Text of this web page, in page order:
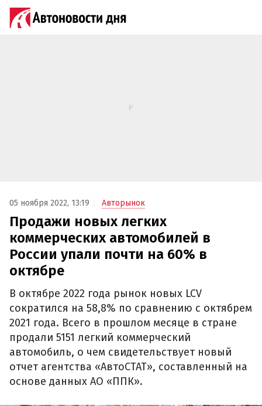
05 ноября 2022, 13:19 Авторынок
Продажи новых легких
коммерческих автомобилей в
России упали почти на 60% в
октябре
В октябре 2022 года рынок новых LCV
сократился на 58,8% по сравнению с октябрем
2021 года. Всего в прошлом месяце в стране
продали 5151 легкий коммерческий
автомобиль, о чем свидетельствует новый
отчет агентства «АвтоСТАТ», составленный на
основе данных АО «ППК».